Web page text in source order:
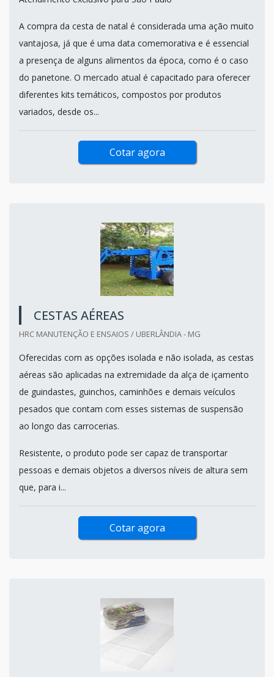
A compra da cesta de natal é considerada uma ação muito
vantajosa, já que é uma data comemorativa e é essencial
a presença de alguns alimentos da época, como é o caso
do panetone. O mercado atual é capacitado para oferecer
diferentes kits temáticos, compostos por produtos
variados, desde os...
Cotar agora
CESTAS AÉREAS
HRC MANUTENÇÃO E ENSAIOS / UBERLÂNDIA - MG
Oferecidas com as opções isolada e não isolada, as cestas
aéreas são aplicadas na extremidade da alça de içamento
de guindastes, guinchos, caminhões e demais veículos
pesados que contam com esses sistemas de suspensão
ao longo das carrocerias.
Resistente, o produto pode ser capaz de transportar
pessoas e demais objetos a diversos níveis de altura sem
que, para i...
Cotar agora